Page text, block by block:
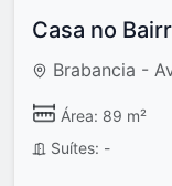
Casa no
Brabancia -
Área: 89 m²
Suítes: -